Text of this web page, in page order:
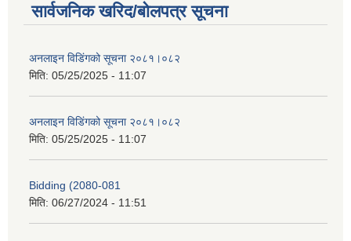
सार्वजनिक खरिद/बोलपत्र सूचना
अनलाइन विडि‌ं‍गको सूचना २०८१।०८२
मिति: 05/25/2025 - 11:07
अनलाइन विडि‌ं‍गको सूचना २०८१।०८२
मिति: 05/25/2025 - 11:07
Bidding (2080-081
मिति: 06/27/2024 - 11:51